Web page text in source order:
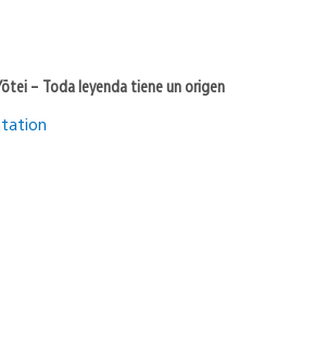
– Toda leyenda tiene un origen